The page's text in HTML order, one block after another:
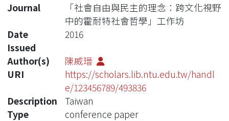
Journal
「社會自由與民主的理念：跨文化視野
中的霍耐特社會哲學」工作坊
Date
Issued
2016
Author(s)
陳威瑨
URI
https://scholars.lib.ntu.edu.tw/handl
e/123456789/493836
Description
Taiwan
Type
conference paper